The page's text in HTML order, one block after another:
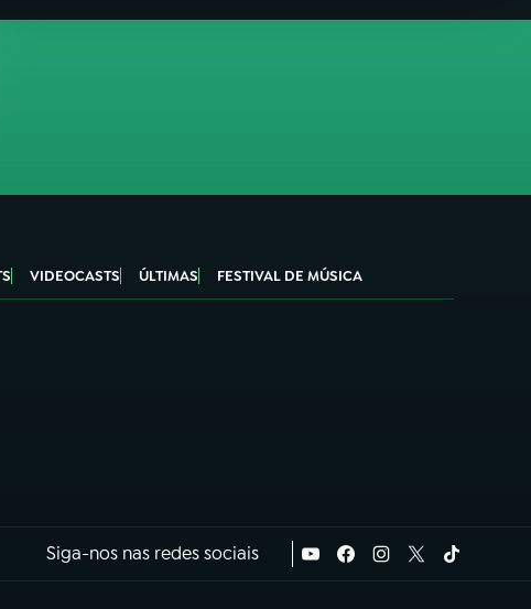
VIDEOCASTS ÚLTIMAS FESTIVAL DE MÚSICA
Siga-nos nas redes sociais